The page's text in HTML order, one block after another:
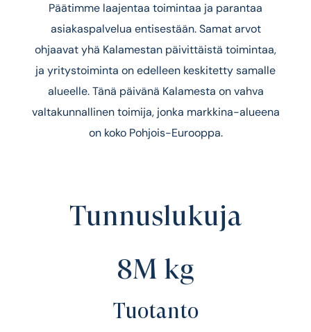
Päätimme laajentaa toimintaa ja parantaa
asiakaspalvelua entisestään. Samat arvot
ohjaavat yhä Kalamestan päivittäistä toimintaa,
ja yritystoiminta on edelleen keskitetty samalle
alueelle. Tänä päivänä Kalamesta on vahva
valtakunnallinen toimija, jonka markkina-alueena
on koko Pohjois-Eurooppa.
Tunnuslukuja
8M kg
Tuotanto